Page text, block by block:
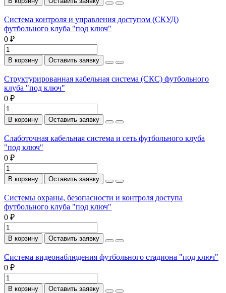
Система контроля и управления доступом (СКУД)
футбольного клуба "под ключ"
0 ₽
В корзину Оставить заявку
Структурированная кабельная система (СКС) футбольного
клуба "под ключ"
0 ₽
В корзину Оставить заявку
Слаботочная кабельная система и сеть футбольного клуба
"под ключ"
0 ₽
В корзину Оставить заявку
Системы охраны, безопасности и контроля доступа
футбольного клуба "под ключ"
0 ₽
В корзину Оставить заявку
Система видеонаблюдения футбольного стадиона "под ключ"
0 ₽
В корзину Оставить заявку